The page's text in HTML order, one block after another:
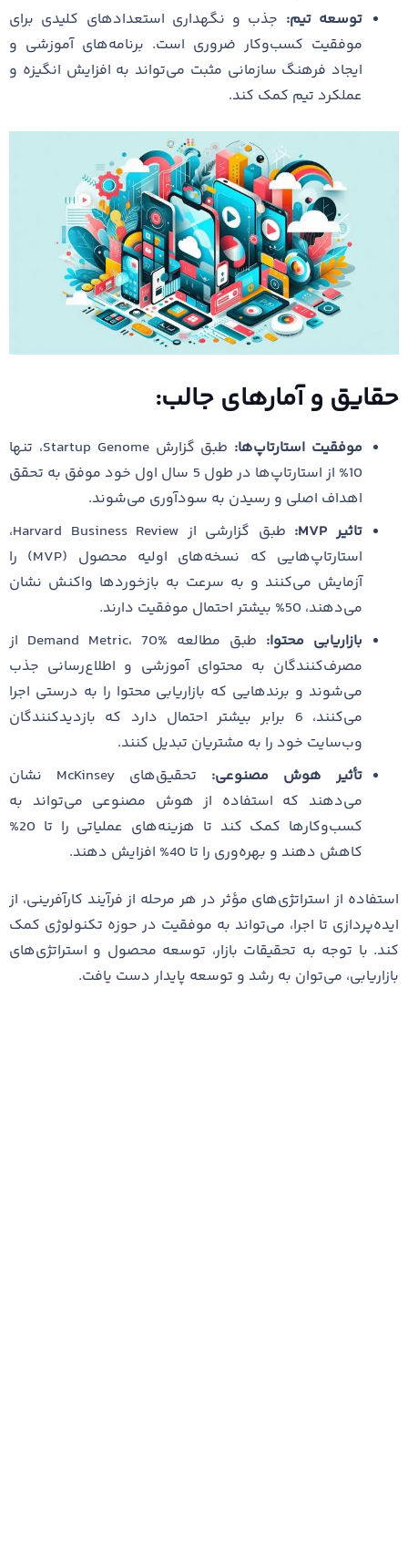
توسعه تیم: جذب و نگهداری استعدادهای کلیدی برای
موفقیت کسب‌وکار ضروری است. برنامه‌های آموزشی و
ایجاد فرهنگ سازمانی مثبت می‌تواند به افزایش انگیزه و
عملکرد تیم کمک کند.
حقایق و آمارهای جالب:
موفقیت استارتاپ‌ها:
طبق گزارش Startup Genome، تنها
10% از استارتاپ‌ها در طول 5 سال اول خود موفق به تحقق
اهداف اصلی و رسیدن به سودآوری می‌شوند.
تاثیر MVP:
طبق گزارشی از Harvard Business Review،
استارتاپ‌هایی که نسخه‌های اولیه محصول (MVP) را
آزمایش می‌کنند و به سرعت به بازخوردها واکنش نشان
می‌دهند، 50% بیشتر احتمال موفقیت دارند.
بازاریابی محتوا:
طبق مطالعه Demand Metric، 70% از
مصرف‌کنندگان به محتوای آموزشی و اطلاع‌رسانی جذب
می‌شوند و برندهایی که بازاریابی محتوا را به درستی اجرا
می‌کنند، 6 برابر بیشتر احتمال دارد که بازدیدکنندگان
وب‌سایت خود را به مشتریان تبدیل کنند.
تأثیر هوش مصنوعی:
تحقیق‌های McKinsey نشان
می‌دهند که استفاده از هوش مصنوعی می‌تواند به
کسب‌وکارها کمک کند تا هزینه‌های عملیاتی را تا 20%
کاهش دهند و بهره‌وری را تا 40% افزایش دهند.
استفاده از استراتژی‌های مؤثر در هر مرحله از فرآیند کارآفرینی، از
ایده‌پردازی تا اجرا، می‌تواند به موفقیت در حوزه تکنولوژی کمک
کند. با توجه به تحقیقات بازار، توسعه محصول و استراتژی‌های
بازاریابی، می‌توان به رشد و توسعه پایدار دست یافت.